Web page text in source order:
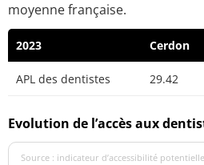
moyenne française.
2023 Cerdon
APL des dentistes 29.42
Evolution de l’accès aux
Source : indicateur d’accessibilité potentielle